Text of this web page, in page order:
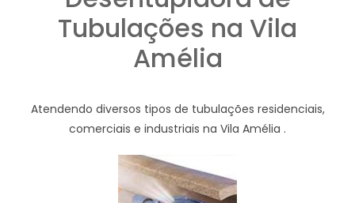
Tubulações na Vila
Amélia
Atendendo diversos tipos de tubulações residenciais,
comerciais e industriais na Vila Amélia .